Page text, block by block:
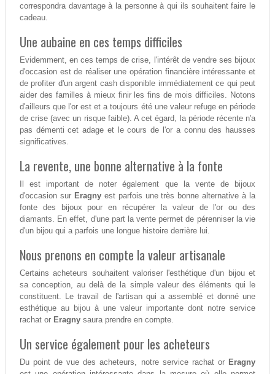
correspondra davantage à la personne à qui ils souhaitent faire le
cadeau.
Une aubaine en ces temps difficiles
Evidemment, en ces temps de crise, l'intérêt de vendre ses bijoux
d'occasion est de réaliser une opération financière intéressante et
de profiter d'un argent cash disponible immédiatement ce qui peut
aider des familles à mieux finir les fins de mois difficiles. Notons
d'ailleurs que l'or est et a toujours été une valeur refuge en période
de crise (avec un risque faible). A cet égard, la période récente n'a
pas démenti cet adage et le cours de l'or a connu des hausses
significatives.
La revente, une bonne alternative à la fonte
Il est important de noter également que la vente de bijoux
d'occasion sur Eragnyest parfois une très bonne alternative à la
fonte des bijoux pour en récupérer la valeur de l'or ou des
diamants. En effet, d'une part la vente permet de pérenniser la vie
d'un bijou qui a parfois une longue histoire derrière lui.
Nous prenons en compte la valeur artisanale
Certains acheteurs souhaitent valoriser l'esthétique d'un bijou et
sa conception, au delà de la simple valeur des éléments qui le
constituent. Le travail de l'artisan qui a assemblé et donné une
esthétique au bijou à une valeur importante dont notre service
rachat or Eragnysaura prendre en compte.
Un service également pour les acheteurs
Du point de vue des acheteurs, notre service rachat or Eragny